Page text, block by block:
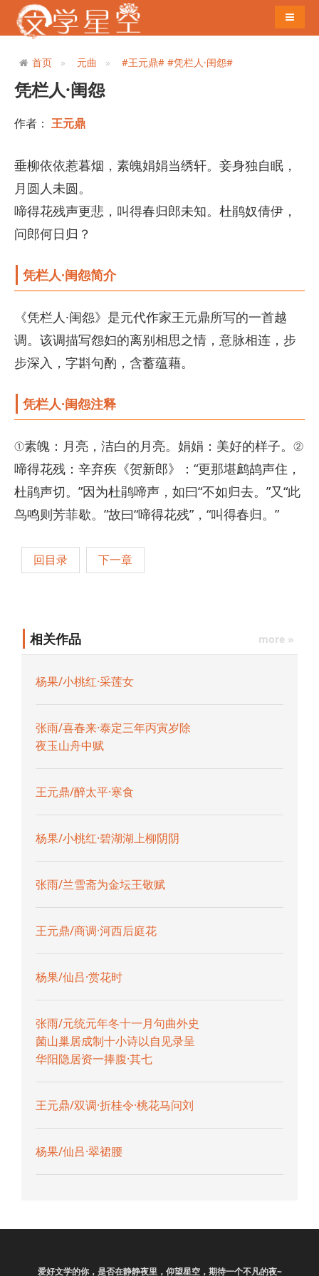
导航切
首页 元曲 #王元鼎# #凭栏人·闺怨#
凭栏人·闺怨
作者： 王元鼎
垂柳依依惹暮烟，素魄娟娟当绣轩。妾身独自眠，
月圆人未圆。
啼得花残声更悲，叫得春归郎未知。杜鹃奴倩伊，
问郎何日归？
凭栏人·闺怨简介
《凭栏人·闺怨》是元代作家王元鼎所写的一首越
调。该调描写怨妇的离别相思之情，意脉相连，步
步深入，字斟句酌，含蓄蕴藉。
凭栏人·闺怨注释
①素魄：月亮，洁白的月亮。娟娟：美好的样子。②
啼得花残：辛弃疾《贺新郎》：“更那堪鹧鸪声住，
杜鹃声切。”因为杜鹃啼声，如曰“不如归去。”又“此
鸟鸣则芳菲歇。”故曰“啼得花残”，“叫得春归。”
回目录 下一章
相关作品 more »
杨果/小桃红·采莲女
张雨/喜春来·泰定三年丙寅岁除
夜玉山舟中赋
王元鼎/醉太平·寒食
杨果/小桃红·碧湖湖上柳阴阴
张雨/兰雪斋为金坛王敬赋
王元鼎/商调·河西后庭花
杨果/仙吕·赏花时
张雨/元统元年冬十一月句曲外史
菌山巢居成制十小诗以自见录呈
华阳隐居资一捧腹·其七
王元鼎/双调·折桂令·桃花马问刘
杨果/仙吕·翠裙腰
爱好文学的你，是否在静静夜里，仰望星空，期待一个不凡的夜~